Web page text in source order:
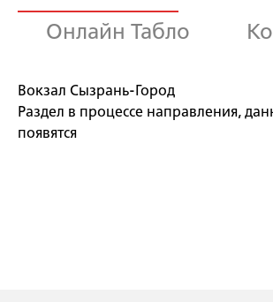
Вокзал Сызрань-Город
Раздел в процессе направления,
появятся
Онлайн Табло